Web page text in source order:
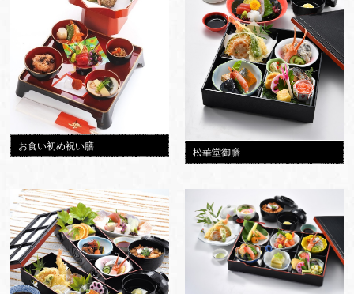
お食い初め祝い膳
松華堂御膳